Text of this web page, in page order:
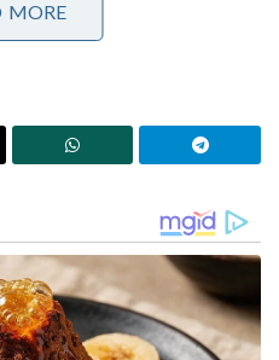
അതിതീവ്ര മഴ;
ഇടുക്കിയും റെഡ്
ഫായിസിന്റെ
രൂപത്തിലുള്ള തരികൾ
നിഗമനം.
കോളേജ്
മയക്കുമരുന്ന്
MORE